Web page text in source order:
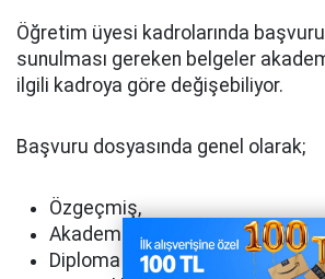
Öğretim üyesi kadrolarında başvuru
sunulması gereken belgeler
ilgili kadroya göre değişebiliyor.
Başvuru dosyasında genel olarak;
Özgeçmiş,
Akademik unvanı gösteren
Diploma ve mezuniyet belgeleri,